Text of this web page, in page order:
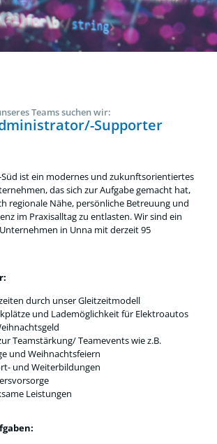
Teams suchen wir:
Supporter
Süd ist ein modernes und zukunftsorientiertes
das sich zur Aufgabe gemacht hat,
regionale Nähe, persönliche Betreuung und
im Praxisalltag zu entlasten. Wir sind ein
in Unna mit derzeit 95
durch unser Gleitzeitmodell
und Lademöglichkeit für Elektroautos
Teamstärkung/ Teamevents wie z.B.
und Weihnachtsfeiern
und Weiterbildungen
Leistungen